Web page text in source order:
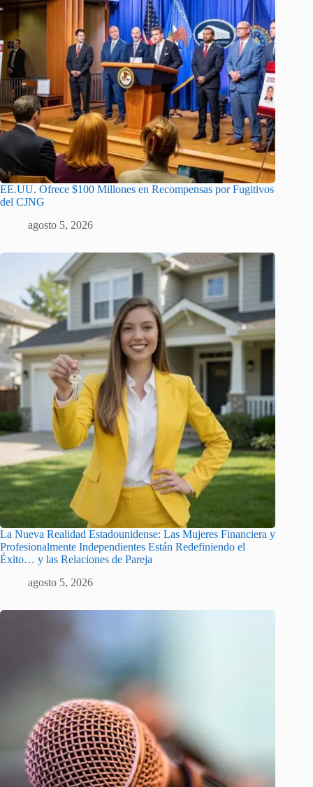
EE.UU. Ofrece $100 Millones en Recompensas por Fugitivos
del CJNG
agosto 5, 2026
La Nueva Realidad Estadounidense: Las Mujeres Financiera y
Profesionalmente Independientes Están Redefiniendo el
Éxito… y las Relaciones de Pareja
agosto 5, 2026